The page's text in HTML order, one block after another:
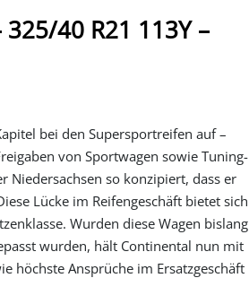
325/40 R21 113Y –
bei den Supersportreifen auf –
von Sportwagen sowie Tuning-
Niedersachsen so konzipiert, dass er
Lücke im Reifengeschäft bietet sich
Wurden diese Wagen bislang
wurden, hält Continental nun mit
höchste Ansprüche im Ersatzgeschäft